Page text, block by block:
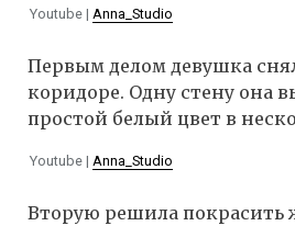
Youtube | Anna_Studio
Первым делом девушка
коридоре. Одну стену она
простой белый цвет в
Youtube | Anna_Studio
Вторую решила покрасить